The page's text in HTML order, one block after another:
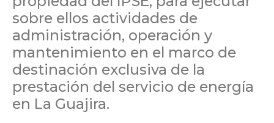
sobre ellos actividades de
administración, operación y
mantenimiento en el marco de
destinación exclusiva de la
prestación del servicio de energía
en La Guajira.